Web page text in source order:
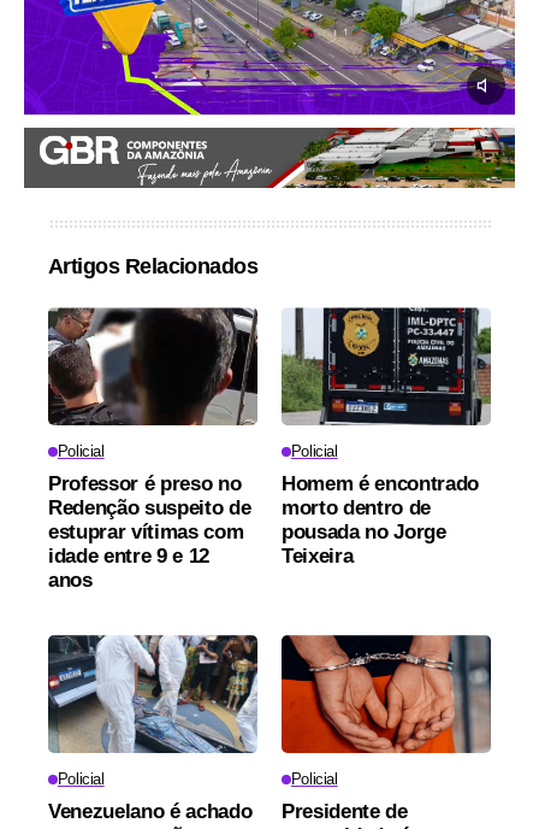
Artigos Relacionados
Policial
Professor é preso no
Redenção suspeito de
estuprar vítimas com
idade entre 9 e 12
anos
Policial
Homem é encontrado
morto dentro de
pousada no Jorge
Teixeira
Policial
Venezuelano é achado
Policial
Presidente de